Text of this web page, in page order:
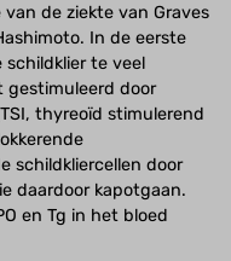
van de ziekte van Graves
In de eerste
te veel
gestimuleerd door
thyreoïd stimulerend
schildkliercellen door
daardoor kapotgaan.
en Tg in het bloed